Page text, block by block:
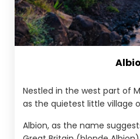
Nestled in the west part of
as the quietest little village
Caves, as well known to be
Albion, as the name